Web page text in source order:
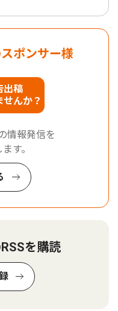
ポンサー様
出稿
せんか？
情報発信を
す。
を購読